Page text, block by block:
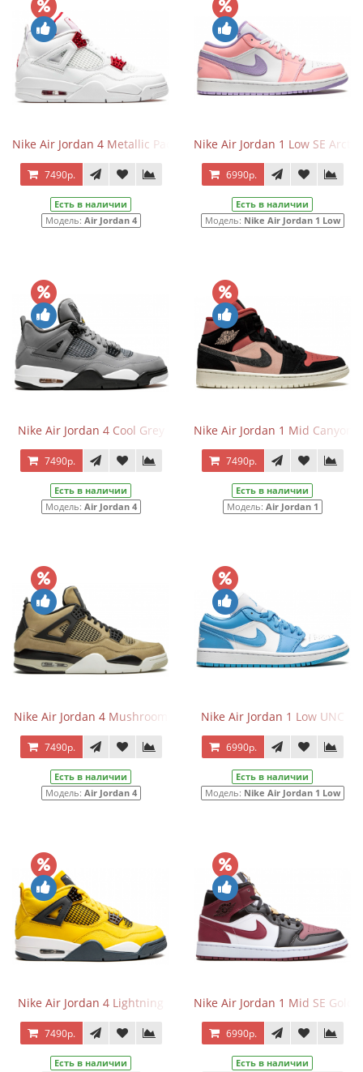
Nike Air Jordan 4 Metallic Pack University Red
7490р.
Есть в наличии
Модель: Air Jordan 4
Nike Air Jordan 1 Low SE
6990р.
Есть в наличии
Модель: Nike Air Jordan 1 Low
Nike Air Jordan 4 Cool Grey
7490р.
Есть в наличии
Модель: Air Jordan 4
Nike Air Jordan 1 Mid Canyon
7490р.
Есть в наличии
Модель: Air Jordan 1
Nike Air Jordan 4 Mushroom
7490р.
Есть в наличии
Модель: Air Jordan 4
Nike Air Jordan 1 Low UNC
6990р.
Есть в наличии
Модель: Nike Air Jordan 1 Low
Nike Air Jordan 4 Lightning
7490р.
Есть в наличии
Nike Air Jordan 1 Mid SE Gold
6990р.
Есть в наличии